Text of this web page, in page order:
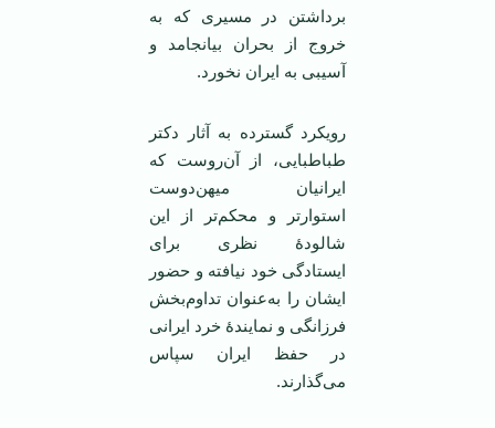
برداشتن در مسیری که به
خروج از بحران بیانجامد و
آسیبی به ایران نخورد.
رویکرد گسترده به آثار دکتر
طباطبایی، از آن‌روست که
ایرانیان میهن‌دوست
استوارتر و محکم‌تر از این
شالودۀ نظری برای
ایستادگی خود نیافته و حضور
ایشان را به‌عنوان تداوم‌بخش
فرزانگی و نمایندۀ خرد ایرانی
در حفظ ایران سپاس
می‌گذارند.